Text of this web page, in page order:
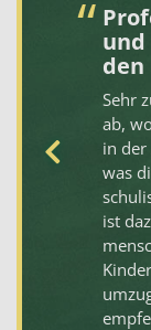
den
Sehr
ab,
in der
was
ist